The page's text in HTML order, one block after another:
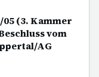
05 (3. Kammer
vom
AG